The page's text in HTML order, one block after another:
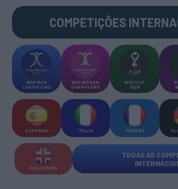
COMPETIÇÕES
WSE MEN
CHAMPIONS
WSE WOMEN
CHAMPIONS
WSE CUP
MEN
ESPANHA ITÁLIA FRANÇA
INGLATERRA
TODAS AS